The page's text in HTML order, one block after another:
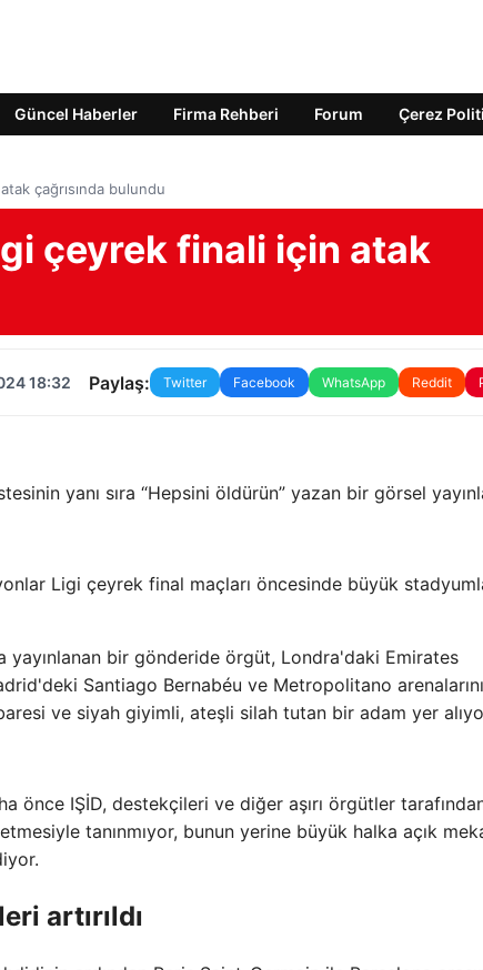
Güncel Haberler Firma Rehberi Forum Çerez
çağrısında bulundu
çeyrek finali için atak
18:32 Paylaş: Twitter Facebook WhatsApp Reddit
yanı sıra “Hepsini öldürün” yazan bir görsel
Ligi çeyrek final maçları öncesinde büyük
yayınlanan bir gönderide örgüt, Londra'daki Emirates
Santiago Bernabéu ve Metropolitano
ve siyah giyimli, ateşli silah tutan bir adam yer
önce IŞİD, destekçileri ve diğer aşırı örgütler
tanınmıyor, bunun yerine büyük halka açık
artırıldı